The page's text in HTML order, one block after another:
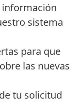
información
sistema
para que
las nuevas
tu solicitud